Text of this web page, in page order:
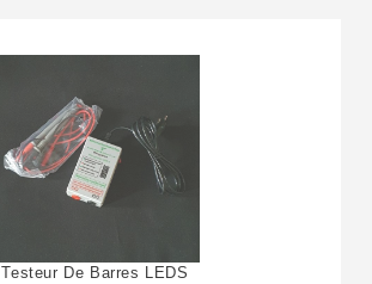
Testeur De Barres LEDS